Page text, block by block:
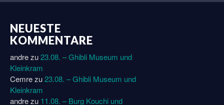
NEUESTE
KOMMENTARE
andrezu23.08. – Ghibli Museum und
Kleinkram
Cemrezu23.08. – Ghibli Museum und
Kleinkram
andrezu 11.08. – Burg Kouchi und